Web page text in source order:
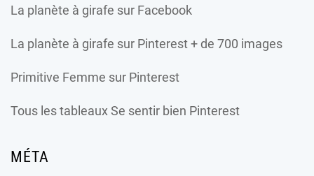
La planète à girafe sur Facebook
La planète à girafe sur Pinterest + de 700 images
Primitive Femme sur Pinterest
Tous les tableaux Se sentir bien Pinterest
MÉTA